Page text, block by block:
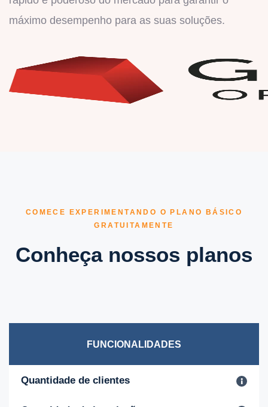
máximo desempenho para as suas soluções.
COMECE EXPERIMENTANDO O PLANO BÁSICO
GRATUITAMENTE
Conheça nossos planos
FUNCIONALIDADES
Quantidade de clientes